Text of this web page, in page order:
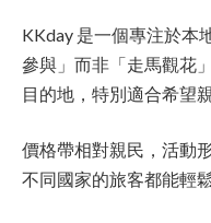
KKday 是一個專注於本
參與」而非「走馬觀花
目的地，特別適合希望
價格帶相對親民，活動
不同國家的旅客都能輕鬆